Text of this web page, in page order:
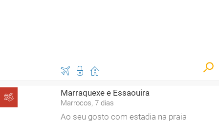
Marraquexe e Essaouira
Marrocos, 7 dias
Ao seu gosto com estadia na praia